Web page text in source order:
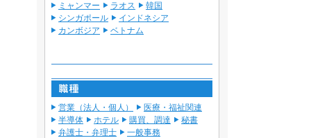
ミャンマー
ラオス
韓国
シンガポール
インドネシア
カンボジア
ベトナム
営業（法人・個人）
医療・福祉関連
半導体
ホテル 購買、調達
秘書
弁護士・弁理士
一般事務